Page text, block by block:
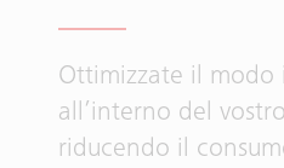
Ottimizzate il modo
all’interno del
riducendo il